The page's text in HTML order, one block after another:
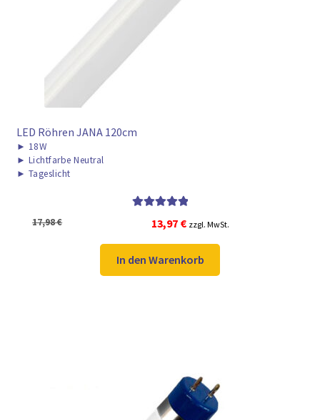
LED Röhren JANA 120cm
► 18W
► Lichtfarbe Neutral
► Tageslicht
von 5
17,98€
Ursprünglicher
Preis
war:
17,98 €
13,97 €Aktueller
Preis
ist:
13,97 €.
zzgl. MwSt.
In den Warenkorb